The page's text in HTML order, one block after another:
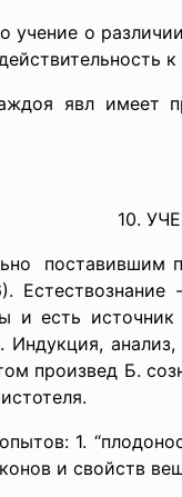
учение о различии
к
явл имеет
10.
поставившим
и есть
произвед Б.
1.
и свойств